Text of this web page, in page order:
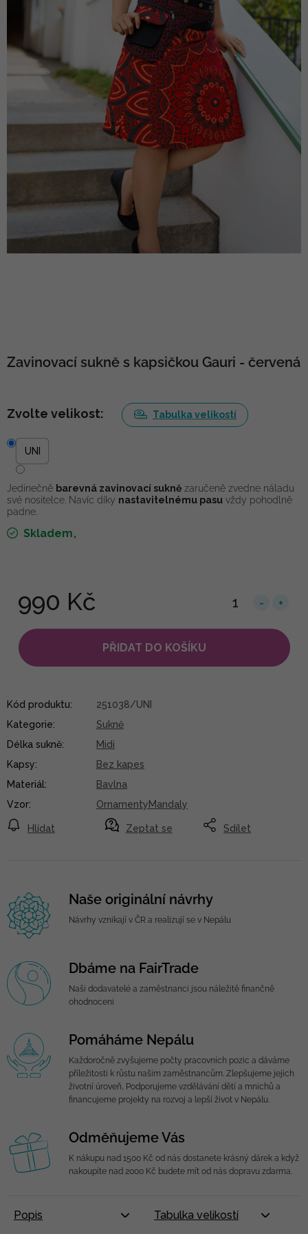
Zavinovací sukně s kapsičkou Gauri - červená
Skladem
990 Kč
PŘIDAT DO KOŠÍKU
Zvolte velikost: Tabulka velikostí
UNI
Jedinečně barevná zavinovací sukně zaručeně zvedne náladu
své nositelce. Navíc díky nastavitelnému pasu vždy pohodlně
padne.
Zeptat se
Hlídat Sdílet
Kód produktu:
251038/UNI
Kategorie:
Sukně
Délka sukně:
Midi
Kapsy:
Bez kapes
Materiál:
Bavlna
Vzor: OrnamentyMandaly
Naše originální návrhy
Návrhy vznikají v ČR a realizují se v Nepálu
Dbáme na FairTrade
Naši dodavatelé a zaměstnanci jsou náležitě finančně
ohodnoceni
Pomáháme Nepálu
Každoročně zvyšujeme počty pracovních pozic a dáváme
příležitosti k růstu našim zaměstnancům. Zlepšujeme jejich
životní úroveň, Podporujeme vzdělávání dětí a mnichů a
financujeme projekty na rozvoj a lepší život v Nepálu.
Odměňujeme Vás
K nákupu nad 1500 Kč od nás dostanete krásný dárek a když
nakoupíte nad 2000 Kč budete mít od nás dopravu zdarma.
Popis Tabulka velikostí